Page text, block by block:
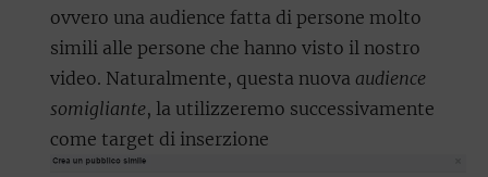
ovvero una audience fatta di persone molto
simili alle persone che hanno visto il nostro
video. Naturalmente, questa nuova audience
somigliante, la utilizzeremo successivamente
come target di inserzione